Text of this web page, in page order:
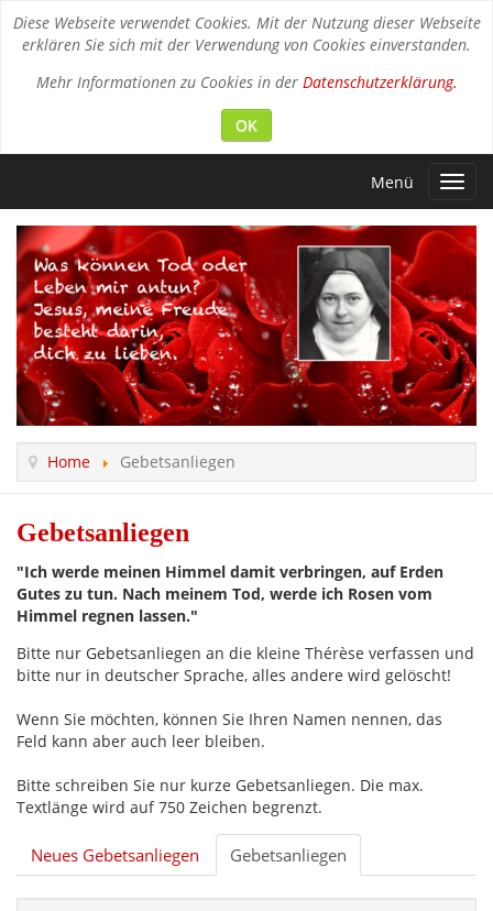
Diese Webseite verwendet Cookies. Mit der Nutzung dieser Webseite
erklären Sie sich mit der Verwendung von Cookies einverstanden.
Mehr Informationen zu Cookies in der Datenschutzerklärung.
OK
Menü
Home Gebetsanliegen
Gebetsanliegen
"Ich werde meinen Himmel damit verbringen, auf Erden
Gutes zu tun. Nach meinem Tod, werde ich Rosen vom
Himmel regnen lassen."
Bitte nur Gebetsanliegen an die kleine Thérèse verfassen und
bitte nur in deutscher Sprache, alles andere wird gelöscht!
Wenn Sie möchten, können Sie Ihren Namen nennen, das
Feld kann aber auch leer bleiben.
Bitte schreiben Sie nur kurze Gebetsanliegen. Die max.
Textlänge wird auf 750 Zeichen begrenzt.
Neues Gebetsanliegen Gebetsanliegen